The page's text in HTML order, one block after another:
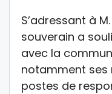
S’adressant à
souverain a
avec la
notamment
postes de